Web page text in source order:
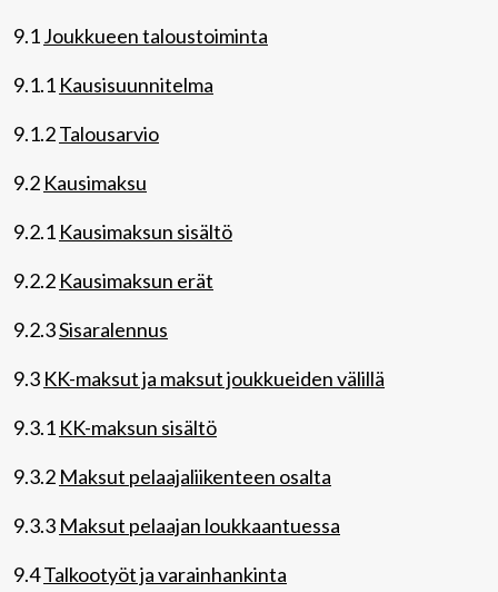
9.1Joukkueen taloustoiminta
9.1.1 Kausisuunnitelma
9.1.2Talousarvio
9.2 Kausimaksu
9.2.1 Kausimaksun sisältö
9.2.2 Kausimaksun erät
9.2.3Sisaralennus
9.3 KK-maksut ja maksut joukkueiden välillä
9.3.1 KK-maksun sisältö
9.3.2 Maksut pelaajaliikenteen osalta
9.3.3 Maksut pelaajan loukkaantuessa
9.4Talkootyöt ja varainhankinta